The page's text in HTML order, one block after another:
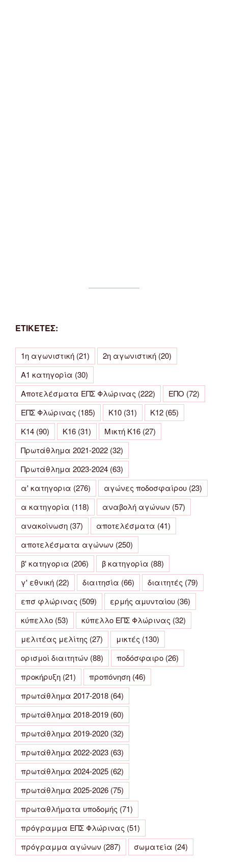
ΕΤΙΚΕΤΕΣ:
1η αγωνιστική (21) 2η αγωνιστική (20)
Α1 κατηγορία (30)
Αποτελέσματα ΕΠΣ Φλώρινας (222) ΕΠΟ (72)
ΕΠΣ Φλώρινας (185) Κ10 (31) Κ12 (65)
Κ14 (90) Κ16 (31) Μικτή Κ16 (27)
Πρωτάθλημα 2021-2022 (32)
Πρωτάθλημα 2023-2024 (63)
α' κατηγορια (276) αγώνες ποδοσφαίρου (23)
α κατηγορία (118) αναβολή αγώνων (57)
ανακοίνωση (37) αποτελέσματα (41)
αποτελέσματα αγώνων (250)
β' κατηγορια (206) β κατηγορία (88)
γ' εθνική (22) διαιτησία (66) διαιτητές (79)
επσ φλώρινας (509) ερμής αμυνταίου (36)
κύπελλο (53) κύπελλο ΕΠΣ Φλώρινας (32)
μελιτέας μελίτης (27) μικτές (130)
ορισμοί διαιτητών (88) ποδόσφαιρο (26)
προκήρυξη (21) προπόνηση (46)
πρωτάθλημα 2017-2018 (64)
πρωτάθλημα 2018-2019 (60)
πρωτάθλημα 2019-2020 (32)
πρωτάθλημα 2022-2023 (63)
πρωτάθλημα 2024-2025 (62)
πρωτάθλημα 2025-2026 (75)
πρωταθλήματα υποδομής (71)
πρόγραμμα ΕΠΣ Φλώρινας (51)
πρόγραμμα αγώνων (287) σωματεία (24)